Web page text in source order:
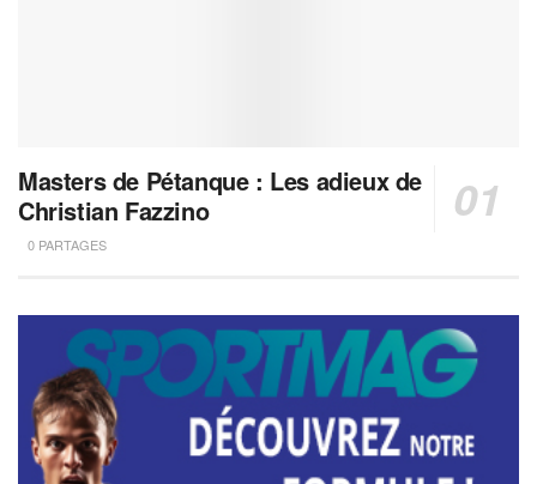
Masters de Pétanque : Les adieux de
Christian Fazzino
0 PARTAGES